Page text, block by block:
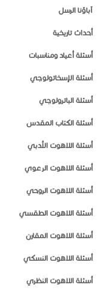
آباؤنا الرسل
أحداث تاريخية
أسئلة أعياد ومناسبات
أسئلة الإسخاتولوجي
أسئلة الباترولوجي
أسئلة الكتاب المقدس
أسئلة اللاهوت الأدبي
أسئلة اللاهوت الرعوي
أسئلة اللاهوت الروحي
أسئلة اللاهوت الطقسي
أسئلة اللاهوت المقارن
أسئلة اللاهوت النسكي
أسئلة اللاهوت النظري